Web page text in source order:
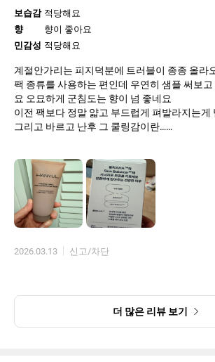
보습감 적당해요
향
향이 좋아요
민감성 적당해요
계절안가리는 피지덕분에 트러블이 종종 올라
팩 종류를 사용하는 편인데 우연히 샘플 써보
요 오묘하게 군침도는 향이 넘 좋네요
이전 팩보다 정말 얇고 부드럽게 펴발라지는게
그리고 바르고 난후 그 쿨링감이란…
단지 그 밤피알갱이가 저한테 불청객 같은 느낌
자꾸 손가락에 걸리적거려서 ㅋ
다음엔 통째로 손안대고 써볼려구요
10분정도 후 살살 문질문질하며 세안하니 모공
깔끔하게 씻겨지네요
그래서 부들밤인가봐요
2026.03.13 신고/차단
더 많은 리뷰 보기